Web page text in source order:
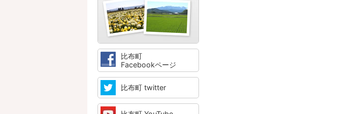
比布町
Facebookページ
比布町 twitter